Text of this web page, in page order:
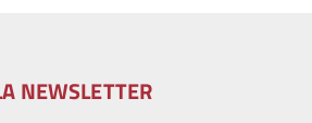
NEWSLETTER